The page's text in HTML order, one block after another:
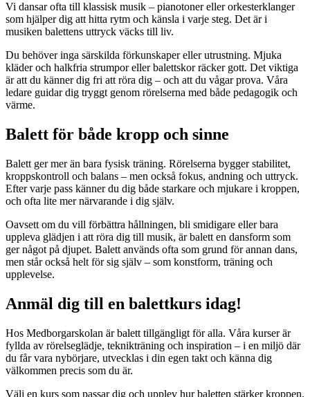
Vi dansar ofta till klassisk musik – pianotoner eller orkesterklanger
som hjälper dig att hitta rytm och känsla i varje steg. Det är i
musiken balettens uttryck väcks till liv.
Du behöver inga särskilda förkunskaper eller utrustning. Mjuka
kläder och halkfria strumpor eller balettskor räcker gott. Det viktiga
är att du känner dig fri att röra dig – och att du vågar prova. Våra
ledare guidar dig tryggt genom rörelserna med både pedagogik och
värme.
Balett för både kropp och sinne
Balett ger mer än bara fysisk träning. Rörelserna bygger stabilitet,
kroppskontroll och balans – men också fokus, andning och uttryck.
Efter varje pass känner du dig både starkare och mjukare i kroppen,
och ofta lite mer närvarande i dig själv.
Oavsett om du vill förbättra hållningen, bli smidigare eller bara
uppleva glädjen i att röra dig till musik, är balett en dansform som
ger något på djupet. Balett används ofta som grund för annan dans,
men står också helt för sig själv – som konstform, träning och
upplevelse.
Anmäl dig till en balettkurs idag!
Hos Medborgarskolan är balett tillgängligt för alla. Våra kurser är
fyllda av rörelseglädje, teknikträning och inspiration – i en miljö där
du får vara nybörjare, utvecklas i din egen takt och känna dig
välkommen precis som du är.
Välj en kurs som passar dig och upplev hur baletten stärker kroppen,